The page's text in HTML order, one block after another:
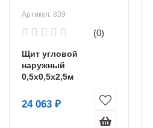
Артикул: 839
(0)
Щит угловой
наружный
0,5х0,5х2,5м
24 063 ₽